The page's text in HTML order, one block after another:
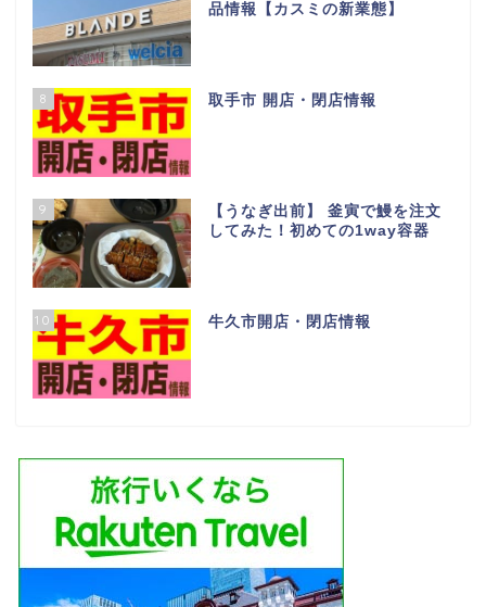
品情報【カスミの新業態】
8 取手市 開店・閉店情報
9
【うなぎ出前】 釜寅で鰻を注文
してみた！初めての1way容器
10 牛久市開店・閉店情報